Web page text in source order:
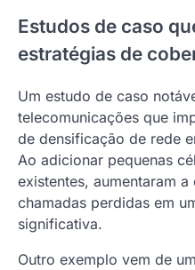
Estudos de caso
estratégias de
Um estudo de caso
telecomunicações que
de densificação de rede
Ao adicionar pequenas
existentes, aumentaram
chamadas perdidas em
significativa.
Outro exemplo vem de